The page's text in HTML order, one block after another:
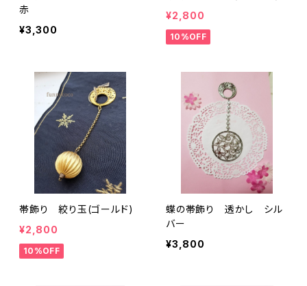
赤
¥3,300
¥2,800
10%OFF
帯飾り 絞り玉(ゴールド)
¥2,800
10%OFF
蝶の帯飾り 透かし シル
バー
¥3,800